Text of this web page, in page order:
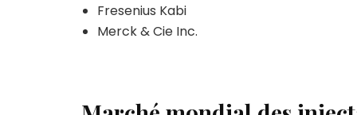
Fresenius Kabi
Merck & Cie Inc.